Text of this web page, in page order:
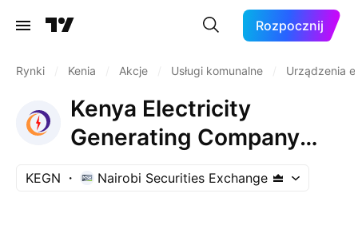
Rozpocznij
Rynki Kenia Akcje Usługi komunalne Urządzenia
Kenya Electricity
Generating Company
PLC
KEGN Nairobi Securities Exchange